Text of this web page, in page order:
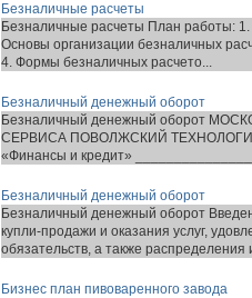
Безналичные расчеты
Безналичные расчеты План работы:
Основы организации безналичных
4. Формы безналичных расчето...
Безналичный денежный оборот
Безналичный денежный оборот
СЕРВИСА ПОВОЛЖСКИЙ
«Финансы и кредит»
Безналичный денежный оборот
Безналичный денежный оборот
купли-продажи и оказания услуг,
обязательств, а также распределения
Бизнес план пивоваренного завода